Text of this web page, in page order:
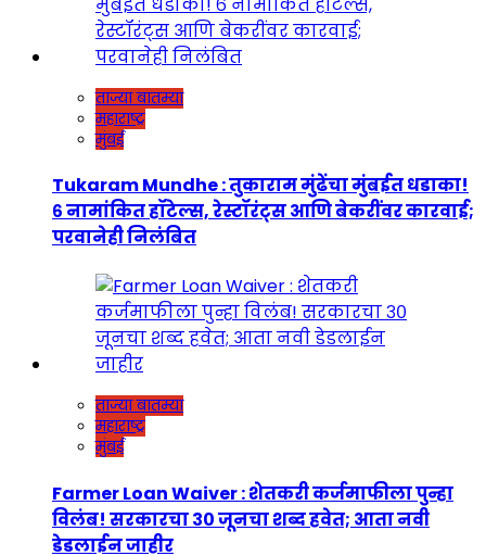
ताज्या बातम्या
महाराष्ट्र
मुंबई
Tukaram Mundhe : तुकाराम मुंढेंचा मुंबईत धडाका!
६ नामांकित हॉटेल्स, रेस्टॉरंट्स आणि बेकरींवर कारवाई;
परवानेही निलंबित
ताज्या बातम्या
महाराष्ट्र
मुंबई
Farmer Loan Waiver : शेतकरी कर्जमाफीला पुन्हा
विलंब! सरकारचा ३० जूनचा शब्द हवेत; आता नवी
डेडलाईन जाहीर